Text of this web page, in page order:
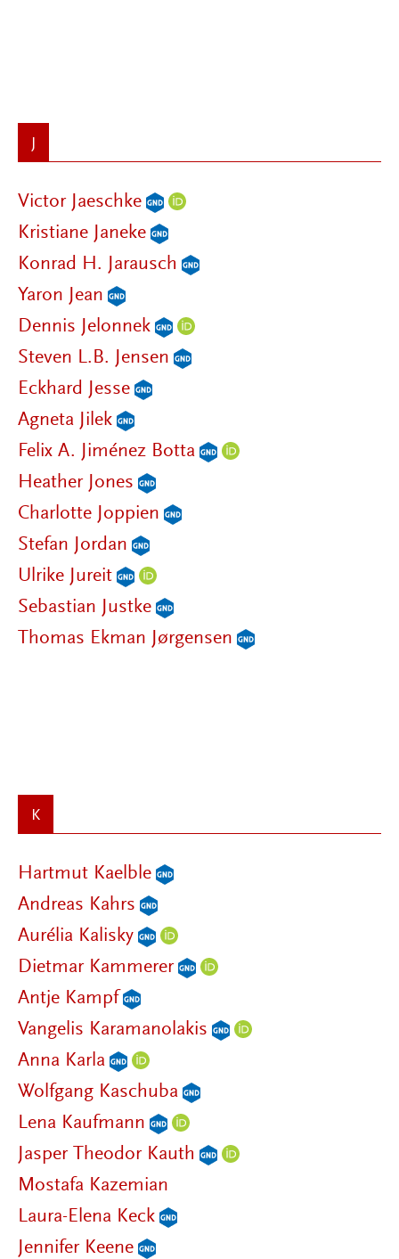
J
Victor Jaeschke
Kristiane Janeke
Konrad H. Jarausch
Yaron Jean
Dennis Jelonnek
Steven L.B. Jensen
Eckhard Jesse
Agneta Jilek
Felix A. Jiménez Botta
Heather Jones
Charlotte Joppien
Stefan Jordan
Ulrike Jureit
Sebastian Justke
Thomas Ekman Jørgensen
K
Hartmut Kaelble
Andreas Kahrs
Aurélia Kalisky
Dietmar Kammerer
Antje Kampf
Vangelis Karamanolakis
Anna Karla
Wolfgang Kaschuba
Lena Kaufmann
Jasper Theodor Kauth
Mostafa Kazemian
Laura-Elena Keck
Jennifer Keene